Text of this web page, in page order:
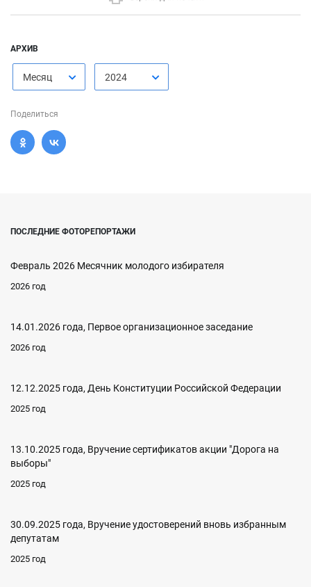
АРХИВ
Месяц 2024
Поделиться
ПОСЛЕДНИЕ ФОТОРЕПОРТАЖИ
Февраль 2026 Месячник молодого избирателя
2026 год
14.01.2026 года, Первое организационное заседание
2026 год
12.12.2025 года, День Конституции Российской Федерации
2025 год
13.10.2025 года, Вручение сертификатов акции "Дорога на
выборы"
2025 год
30.09.2025 года, Вручение удостоверений вновь избранным
депутатам
2025 год